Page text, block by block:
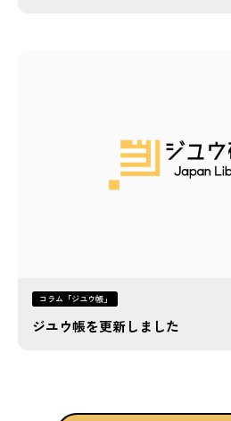
コラム「ジユウ帳」
ジユウ帳を更新しました